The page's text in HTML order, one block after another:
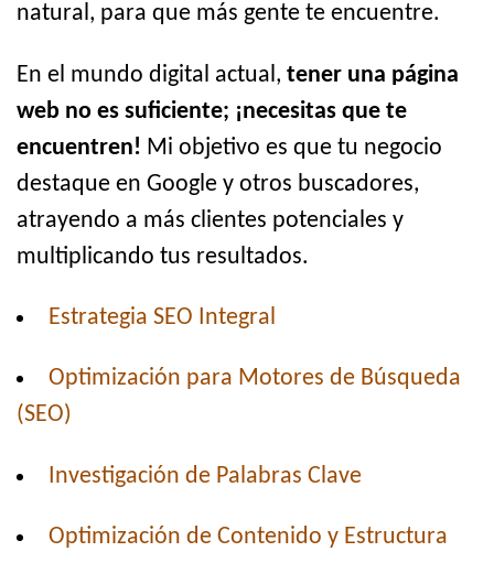
natural, para que más gente te encuentre.
En el mundo digital actual, tener una página
web no es suficiente; ¡necesitas que te
encuentren! Mi objetivo es que tu negocio
destaque en Google y otros buscadores,
atrayendo a más clientes potenciales y
multiplicando tus resultados.
Estrategia SEO Integral
Optimización para Motores de Búsqueda
(SEO)
Investigación de Palabras Clave
Optimización de Contenido y Estructura